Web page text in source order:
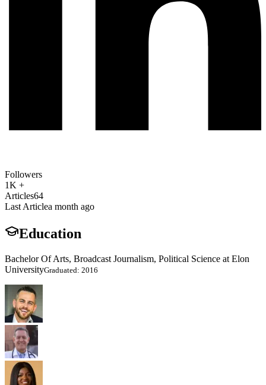
Followers
1K +
Articles64
Last Articlea month ago
Education
Bachelor Of Arts, Broadcast Journalism, Political Science at Elon
UniversityGraduated: 2016